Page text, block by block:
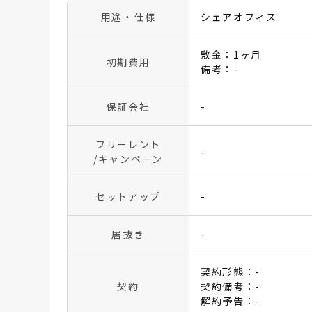
用途・仕様 シェアオフィス
初期費用
敷金：1ヶ月
備考：-
保証会社 -
フリーレント
/キャンペーン
-
セットアップ -
居抜き -
契約
契約形態：-
契約備考：-
解約予告：-